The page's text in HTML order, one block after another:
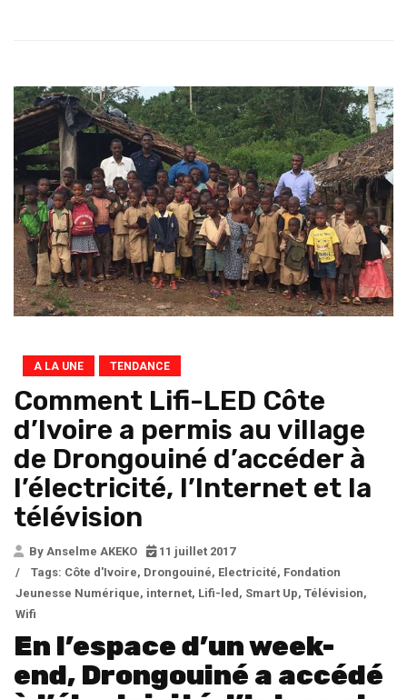
A LA UNE TENDANCE
Comment Lifi-LED Côte
d’Ivoire a permis au village
de Drongouiné d’accéder à
l’électricité, l’Internet et la
télévision
By Anselme AKEKO
11 juillet 2017
/
Tags: Côte d'Ivoire, Drongouiné, Electricité, Fondation
Jeunesse Numérique, internet, Lifi-led , Smart Up, Télévision,
Wifi
En l’espace d’un week-
end, Drongouiné a accédé